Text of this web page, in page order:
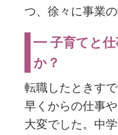
つ、徐々に事業
━ 子育てと仕
か？
転職したときす
早くからの仕事
大変でした。中